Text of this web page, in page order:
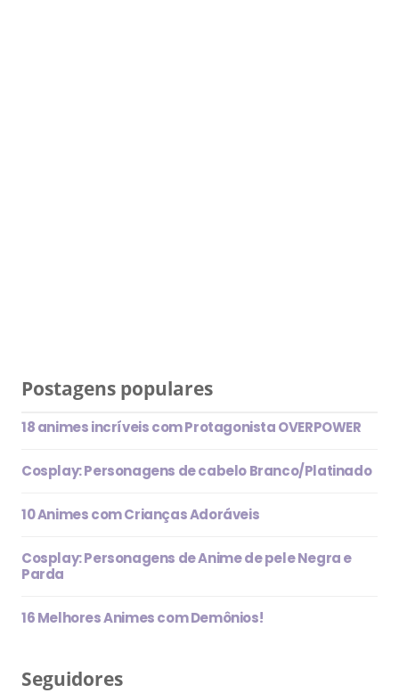
Postagens populares
18 animes incríveis com Protagonista OVERPOWER
Cosplay: Personagens de cabelo Branco/Platinado
10 Animes com Crianças Adoráveis
Cosplay: Personagens de Anime de pele Negra e
Parda
16 Melhores Animes com Demônios!
Seguidores